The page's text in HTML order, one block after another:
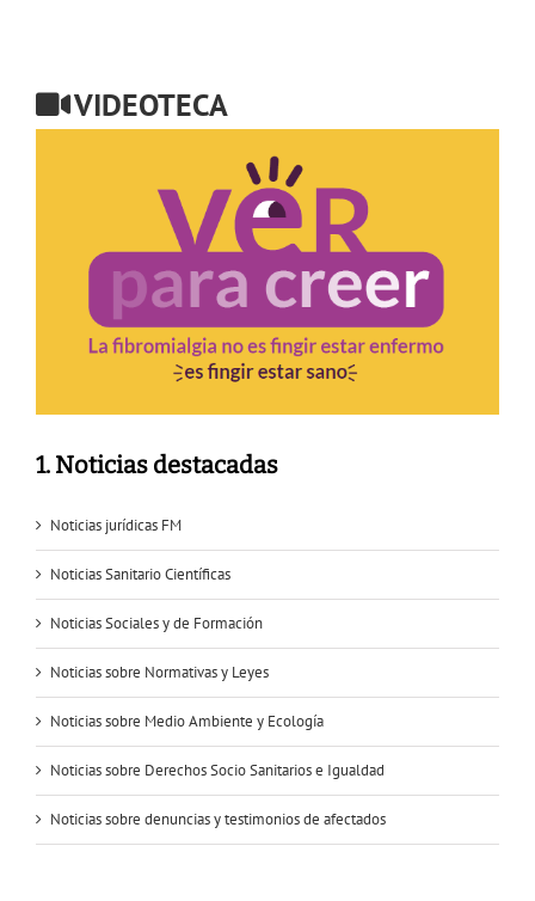
VIDEOTECA
1. Noticias destacadas
Noticias jurídicas FM
Noticias Sanitario Científicas
Noticias Sociales y de Formación
Noticias sobre Normativas y Leyes
Noticias sobre Medio Ambiente y Ecología
Noticias sobre Derechos Socio Sanitarios e Igualdad
Noticias sobre denuncias y testimonios de afectados